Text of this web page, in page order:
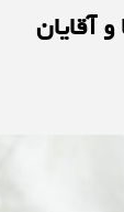
آقایان